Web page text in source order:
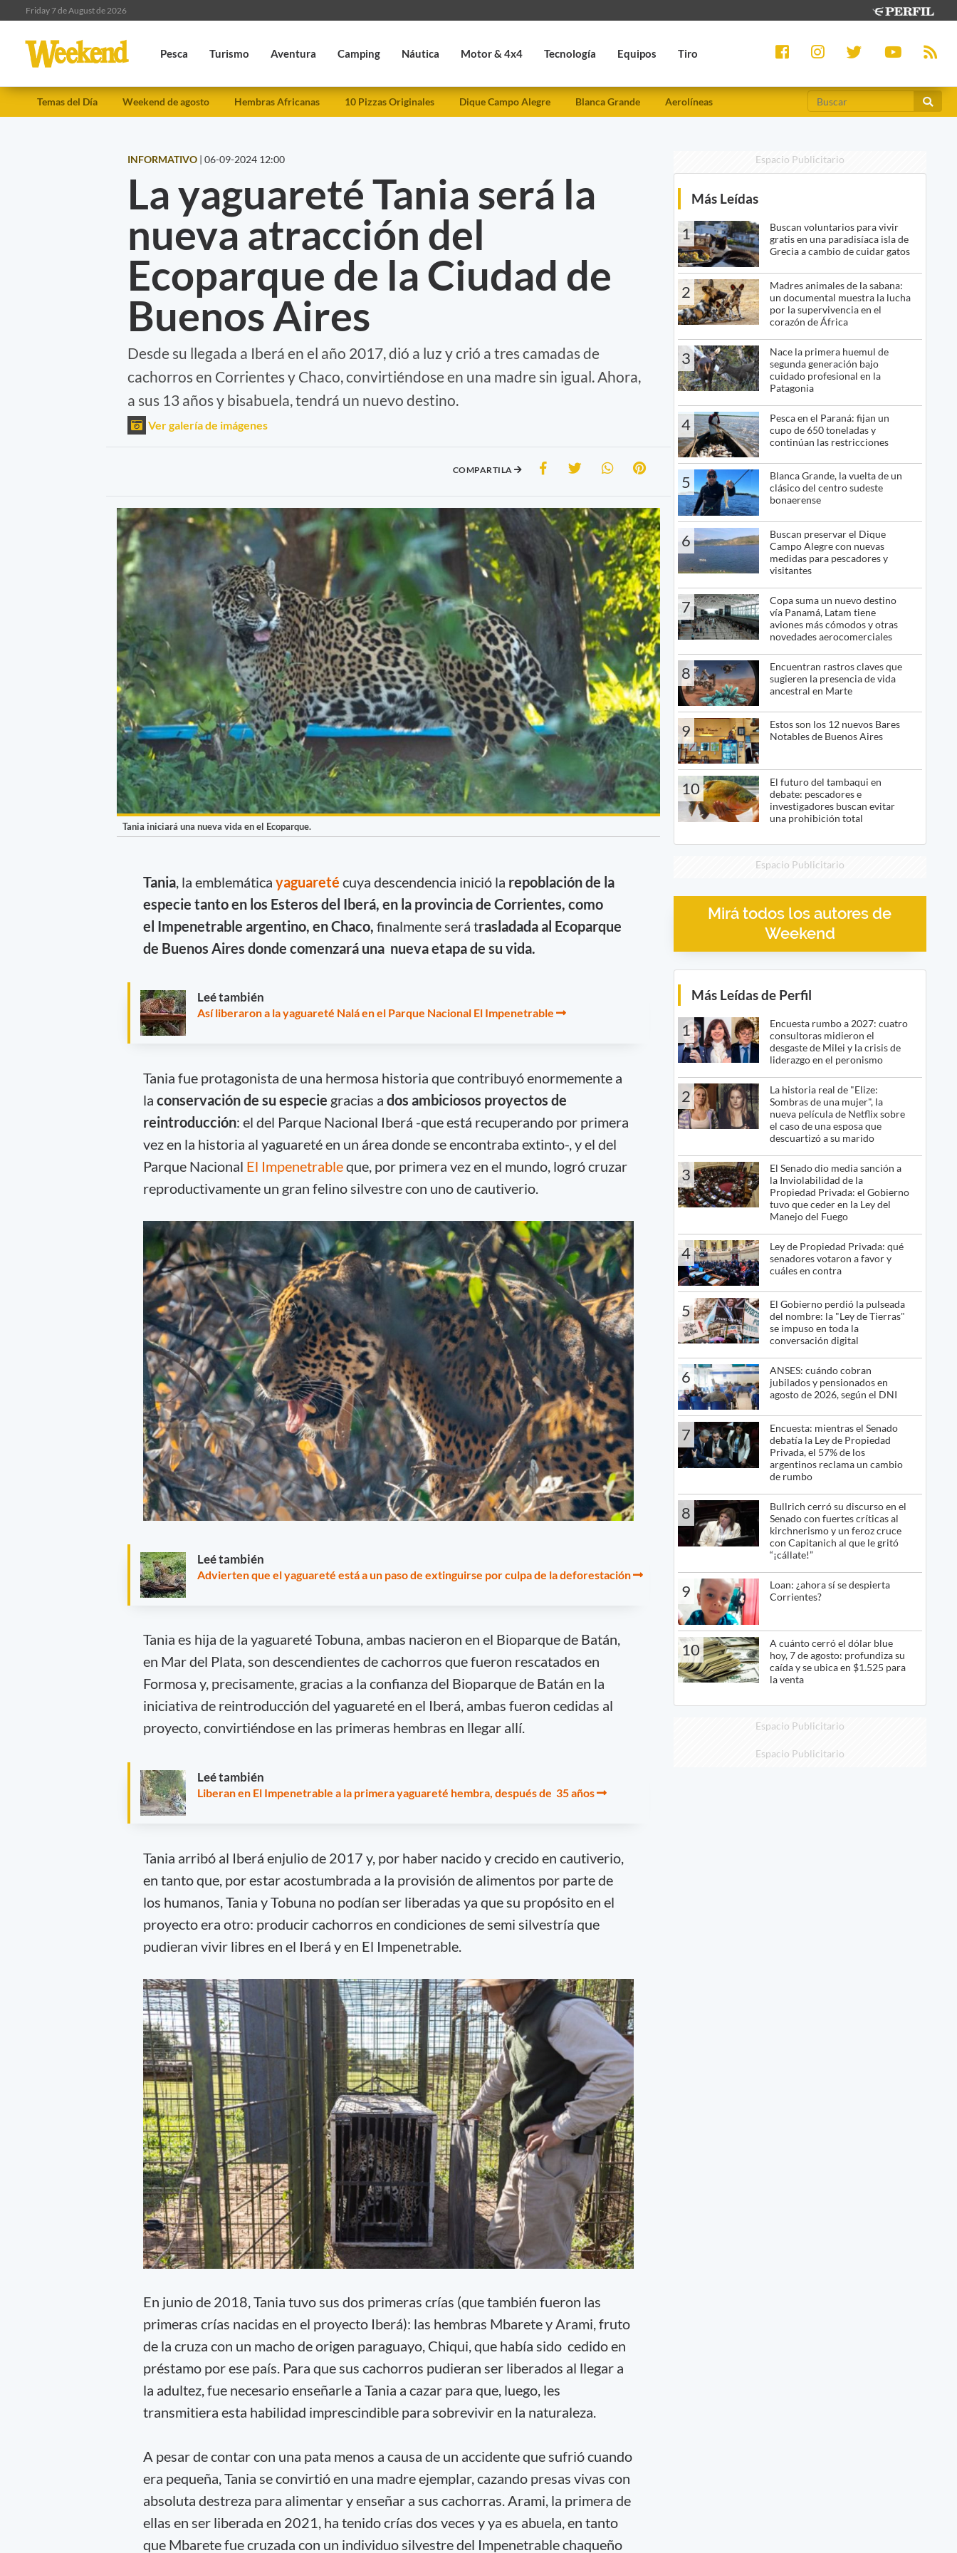
Friday 7 de August de 2026
Pesca Turismo Aventura Camping Náutica Motor & 4x4 Tecnología Equipos Tiro
Temas del Día Weekend de agosto Hembras Africanas 10 Pizzas Originales Dique Campo Alegre Blanca Grande Aerolíneas
INFORMATIVO | 06-09-2024 12:00
La yaguareté Tania será la
nueva atracción del
Ecoparque de la Ciudad de
Buenos Aires
Desde su llegada a Iberá en el año 2017, dió a luz y crió a tres camadas de
cachorros en Corrientes y Chaco, convirtiéndose en una madre sin igual. Ahora,
a sus 13 años y bisabuela, tendrá un nuevo destino.
Ver galería de imágenes
COMPARTILA
Tania iniciará una nueva vida en el Ecoparque.
Tania, la emblemática yaguareté cuya descendencia inició la repoblación de la
especie tanto en los Esteros del Iberá, en la provincia de Corrientes, como
el Impenetrable argentino, en Chaco, finalmente será trasladada al Ecoparque
de Buenos Aires donde comenzará una nueva etapa de su vida.
Leé también
Así liberaron a la yaguareté Nalá en el Parque Nacional El Impenetrable
Tania fue protagonista de una hermosa historia que contribuyó enormemente a
la conservación de su especie gracias a dos ambiciosos proyectos de
reintroducción: el del Parque Nacional Iberá -que está recuperando por primera
vez en la historia al yaguareté en un área donde se encontraba extinto-, y el del
Parque Nacional El Impenetrableque, por primera vez en el mundo, logró cruzar
reproductivamente un gran felino silvestre con uno de cautiverio.
Leé también
Advierten que el yaguareté está a un paso de extinguirse por culpa de la deforestación
Tania es hija de la yaguareté Tobuna, ambas nacieron en el Bioparque de Batán,
en Mar del Plata, son descendientes de cachorros que fueron rescatados en
Formosa y, precisamente, gracias a la confianza del Bioparque de Batán en la
iniciativa de reintroducción del yaguareté en el Iberá, ambas fueron cedidas al
proyecto, convirtiéndose en las primeras hembras en llegar allí.
Leé también
Liberan en El Impenetrable a la primera yaguareté hembra, después de 35 años
Tania arribó al Iberá enjulio de 2017 y, por haber nacido y crecido en cautiverio,
en tanto que, por estar acostumbrada a la provisión de alimentos por parte de
los humanos, Tania y Tobuna no podían ser liberadas ya que su propósito en el
proyecto era otro: producir cachorros en condiciones de semi silvestría que
pudieran vivir libres en el Iberá y en El Impenetrable.
En junio de 2018, Tania tuvo sus dos primeras crías (que también fueron las
primeras crías nacidas en el proyecto Iberá): las hembras Mbarete y Arami, fruto
de la cruza con un macho de origen paraguayo, Chiqui, que había sido cedido en
préstamo por ese país. Para que sus cachorros pudieran ser liberados al llegar a
la adultez, fue necesario enseñarle a Tania a cazar para que, luego, les
transmitiera esta habilidad imprescindible para sobrevivir en la naturaleza.
A pesar de contar con una pata menos a causa de un accidente que sufrió cuando
era pequeña, Tania se convirtió en una madre ejemplar, cazando presas vivas con
absoluta destreza para alimentar y enseñar a sus cachorras. Arami, la primera de
ellas en ser liberada en 2021, ha tenido crías dos veces y ya es abuela, en tanto
que Mbarete fue cruzada con un individuo silvestre del Impenetrable chaqueño
Espacio Publicitario
Más Leídas
1
Buscan voluntarios para vivir
gratis en una paradisíaca isla de
Grecia a cambio de cuidar gatos
2
Madres animales de la sabana:
un documental muestra la lucha
por la supervivencia en el
corazón de África
3
Nace la primera huemul de
segunda generación bajo
cuidado profesional en la
Patagonia
4
Pesca en el Paraná: fijan un
cupo de 650 toneladas y
continúan las restricciones
5
Blanca Grande, la vuelta de un
clásico del centro sudeste
bonaerense
6
Buscan preservar el Dique
Campo Alegre con nuevas
medidas para pescadores y
visitantes
7
Copa suma un nuevo destino
vía Panamá, Latam tiene
aviones más cómodos y otras
novedades aerocomerciales
8
Encuentran rastros claves que
sugieren la presencia de vida
ancestral en Marte
9
Estos son los 12 nuevos Bares
Notables de Buenos Aires
10
El futuro del tambaqui en
debate: pescadores e
investigadores buscan evitar
una prohibición total
Espacio Publicitario
Mirá todos los autores de
Weekend
Más Leídas de Perfil
1
Encuesta rumbo a 2027: cuatro
consultoras midieron el
desgaste de Milei y la crisis de
liderazgo en el peronismo
2
La historia real de "Elize:
Sombras de una mujer", la
nueva película de Netflix sobre
el caso de una esposa que
descuartizó a su marido
3
El Senado dio media sanción a
la Inviolabilidad de la
Propiedad Privada: el Gobierno
tuvo que ceder en la Ley del
Manejo del Fuego
4
Ley de Propiedad Privada: qué
senadores votaron a favor y
cuáles en contra
5
El Gobierno perdió la pulseada
del nombre: la "Ley de Tierras"
se impuso en toda la
conversación digital
6
ANSES: cuándo cobran
jubilados y pensionados en
agosto de 2026, según el DNI
7
Encuesta: mientras el Senado
debatía la Ley de Propiedad
Privada, el 57% de los
argentinos reclama un cambio
de rumbo
8
Bullrich cerró su discurso en el
Senado con fuertes críticas al
kirchnerismo y un feroz cruce
con Capitanich al que le gritó
“¡cállate!”
9
Loan: ¿ahora sí se despierta
Corrientes?
10
A cuánto cerró el dólar blue
hoy, 7 de agosto: profundiza su
caída y se ubica en $1.525 para
la venta
Espacio Publicitario
Espacio Publicitario